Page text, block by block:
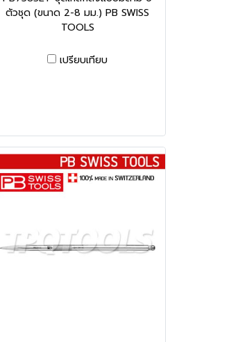
ตัวชุด (ขนาด 2-8 มม.) PB SWISS
TOOLS
เปรียบเทียบ